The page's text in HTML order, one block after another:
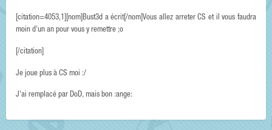
[citation=4053,1][nom]Bust3d a écrit[/nom]Vous allez arreter CS et il vous faudra
moin d'un an pour vous y remettre ;o
[/citation]
Je joue plus à CS moi :/
J'ai remplacé par DoD, mais bon :ange: